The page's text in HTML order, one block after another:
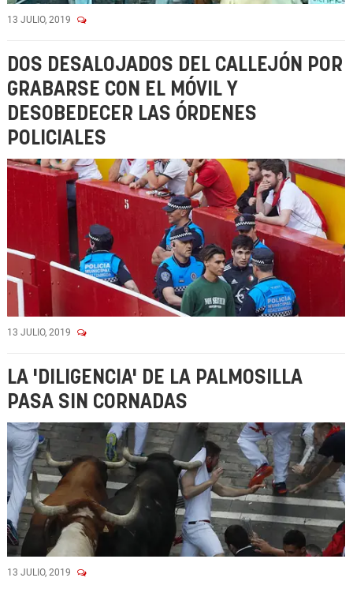
13 JULIO, 2019
DOS DESALOJADOS DEL CALLEJÓN POR
GRABARSE CON EL MÓVIL Y
DESOBEDECER LAS ÓRDENES
POLICIALES
13 JULIO, 2019
LA 'DILIGENCIA' DE LA PALMOSILLA
PASA SIN CORNADAS
13 JULIO, 2019